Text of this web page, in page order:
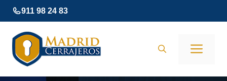
Saltar
al
contenido
911 98 24 83